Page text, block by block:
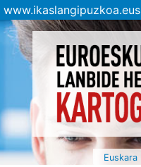
www.ikaslangipuzkoa.eus
Euskara